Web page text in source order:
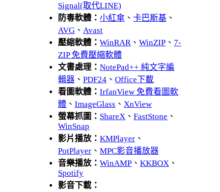
Signal(取代LINE)
防毒軟體：小紅傘 、卡巴斯基 、
AVG 、 Avast
壓縮軟體：WinRAR 、WinZIP 、 7-
ZIP 免費壓縮軟體
文書處理：NotePad++ 純文字編
輯器 、PDF24 、Office下載
看圖軟體：IrfanView 免費看圖軟
體 、ImageGlass 、 XnView
螢幕抓圖： ShareX 、FastStone 、
WinSnap
影片播放：KMPlayer 、
PotPlayer 、MPC影音播放器
音樂播放：WinAMP 、KKBOX 、
Spotify
影音下載：